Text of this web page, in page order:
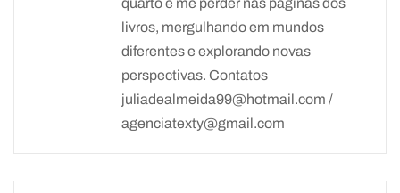
livros, mergulhando em mundos
diferentes e explorando novas
perspectivas. Contatos
juliadealmeida99@hotmail.com /
agenciatexty@gmail.com